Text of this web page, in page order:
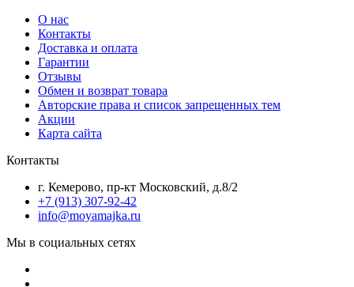
О нас
Контакты
Доставка и оплата
Гарантии
Отзывы
Обмен и возврат товара
Авторские права и список запрещенных тем
Акции
Карта сайта
Контакты
г. Кемерово, пр-кт Московский, д.8/2
+7 (913) 307-92-42
info@moyamajka.ru
Мы в социальных сетях